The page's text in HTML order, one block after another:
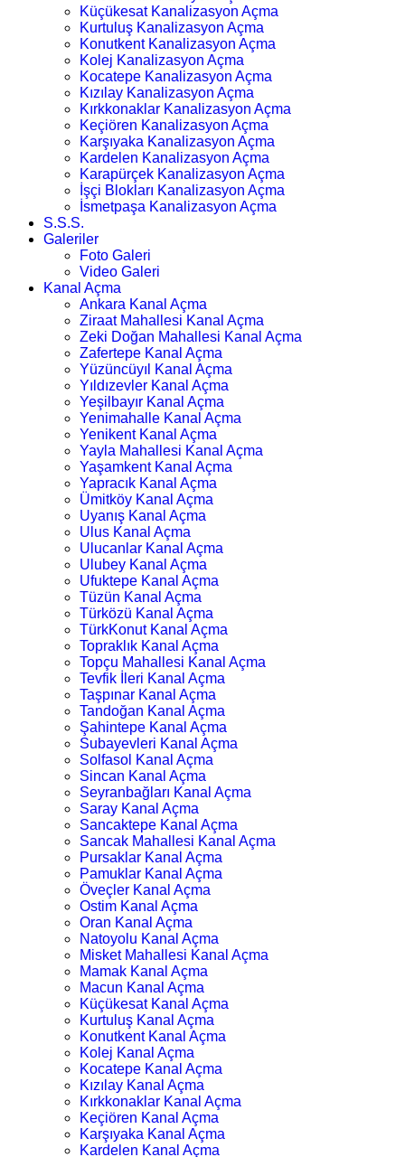
Küçükesat Kanalizasyon Açma
Kurtuluş Kanalizasyon Açma
Konutkent Kanalizasyon Açma
Kolej Kanalizasyon Açma
Kocatepe Kanalizasyon Açma
Kızılay Kanalizasyon Açma
Kırkkonaklar Kanalizasyon Açma
Keçiören Kanalizasyon Açma
Karşıyaka Kanalizasyon Açma
Kardelen Kanalizasyon Açma
Karapürçek Kanalizasyon Açma
İşçi Blokları Kanalizasyon Açma
İsmetpaşa Kanalizasyon Açma
S.S.S.
Galeriler
Foto Galeri
Video Galeri
Kanal Açma
Ankara Kanal Açma
Ziraat Mahallesi Kanal Açma
Zeki Doğan Mahallesi Kanal Açma
Zafertepe Kanal Açma
Yüzüncüyıl Kanal Açma
Yıldızevler Kanal Açma
Yeşilbayır Kanal Açma
Yenimahalle Kanal Açma
Yenikent Kanal Açma
Yayla Mahallesi Kanal Açma
Yaşamkent Kanal Açma
Yapracık Kanal Açma
Ümitköy Kanal Açma
Uyanış Kanal Açma
Ulus Kanal Açma
Ulucanlar Kanal Açma
Ulubey Kanal Açma
Ufuktepe Kanal Açma
Tüzün Kanal Açma
Türközü Kanal Açma
TürkKonut Kanal Açma
Topraklık Kanal Açma
Topçu Mahallesi Kanal Açma
Tevfik İleri Kanal Açma
Taşpınar Kanal Açma
Tandoğan Kanal Açma
Şahintepe Kanal Açma
Subayevleri Kanal Açma
Solfasol Kanal Açma
Sincan Kanal Açma
Seyranbağları Kanal Açma
Saray Kanal Açma
Sancaktepe Kanal Açma
Sancak Mahallesi Kanal Açma
Pursaklar Kanal Açma
Pamuklar Kanal Açma
Öveçler Kanal Açma
Ostim Kanal Açma
Oran Kanal Açma
Natoyolu Kanal Açma
Misket Mahallesi Kanal Açma
Mamak Kanal Açma
Macun Kanal Açma
Küçükesat Kanal Açma
Kurtuluş Kanal Açma
Konutkent Kanal Açma
Kolej Kanal Açma
Kocatepe Kanal Açma
Kızılay Kanal Açma
Kırkkonaklar Kanal Açma
Keçiören Kanal Açma
Karşıyaka Kanal Açma
Kardelen Kanal Açma